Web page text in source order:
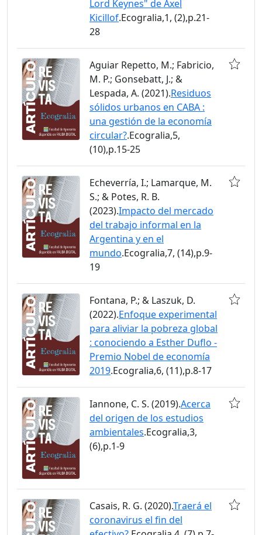
Lord Keynes" de Axel
Kicillof.Ecogralia,1, (2),p.21-
28
Aguiar Repetto, M.; Fabricio,
M. P.; Gonsebatt, J.; &
Lespada, A. (2021).Residuos
sólidos urbanos en CABA :
una gestión de la economía
circular?.Ecogralia,5,
(10),p.15-25
Echeverría, I.; Lamarque, M.
S.; & Potes, R. B.
(2023).Impacto del mercado
del trabajo informal en la
Argentina y en el
mundo.Ecogralia,7, (14),p.9-
19
Fontana, P.; & Laszuk, D.
(2022).Enfoque experimental
para aliviar la pobreza global
: conociendo a Esther Duflo -
Premio Nobel de economía
2019.Ecogralia,6, (11),p.8-17
Iannone, C. S. (2019).Acerca
del origen de los estudios
ambientales.Ecogralia,3,
(6),p.1-9
Casais, R. G. (2020).Traerá el
coronavirus el fin del